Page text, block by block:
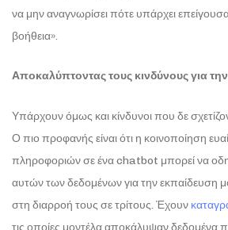
να μην αναγνωρίσει πότε υπάρχει επείγουσα
βοήθεια».
Αποκαλύπτοντας τους κινδύνους για την
Υπάρχουν όμως και κίνδυνοι που δε
Ο πιο προφανής είναι ότι η κοινοποίηση
πληροφοριών σε ένα chatbot μπορεί να
αυτών των δεδομένων για την εκπαίδευση
στη διαρροή τους σε τρίτους. Έχουν
τις οποίες μοντέλα αποκάλυψαν δεδομένα